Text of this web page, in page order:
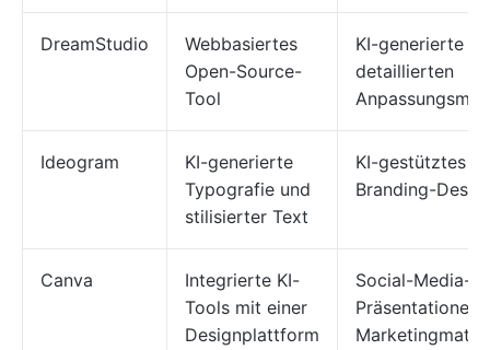
DreamStudio
Webbasiertes
Open-Source-
Tool
KI-generierte
detaillierten
Ideogram
KI-generierte
Typografie und
stilisierter Text
KI-gestütztes
Branding-
Canva
Integrierte KI-
Tools mit einer
Designplattform
Social-Media-
Präsentationen,